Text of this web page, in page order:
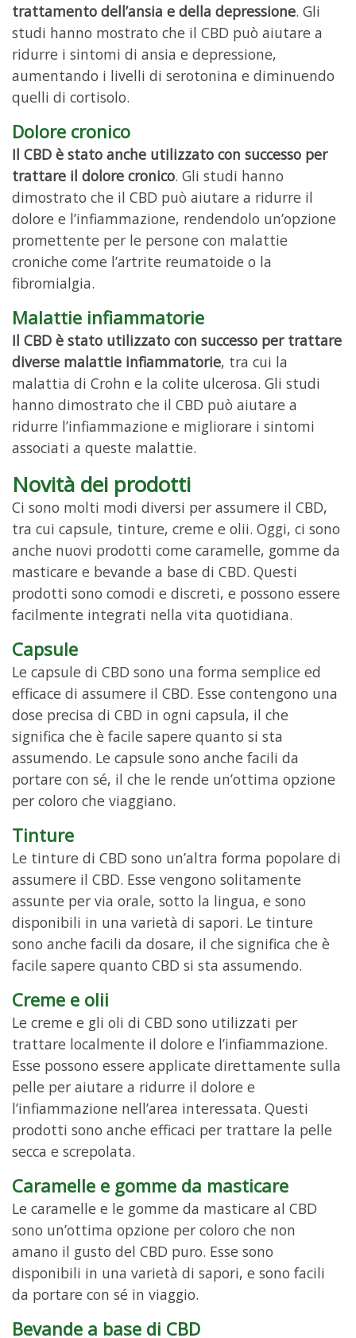
trattamento dell’ansia e della depressione. Gli
studi hanno mostrato che il CBD può aiutare a
ridurre i sintomi di ansia e depressione,
aumentando i livelli di serotonina e diminuendo
quelli di cortisolo.
Dolore cronico
Il CBD è stato anche utilizzato con successo per
trattare il dolore cronico. Gli studi hanno
dimostrato che il CBD può aiutare a ridurre il
dolore e l’infiammazione, rendendolo un’opzione
promettente per le persone con malattie
croniche come l’artrite reumatoide o la
fibromialgia.
Malattie infiammatorie
Il CBD è stato utilizzato con successo per trattare
diverse malattie infiammatorie, tra cui la
malattia di Crohn e la colite ulcerosa. Gli studi
hanno dimostrato che il CBD può aiutare a
ridurre l’infiammazione e migliorare i sintomi
associati a queste malattie.
Novità dei prodotti
Ci sono molti modi diversi per assumere il CBD,
tra cui capsule, tinture, creme e olii. Oggi, ci sono
anche nuovi prodotti come caramelle, gomme da
masticare e bevande a base di CBD. Questi
prodotti sono comodi e discreti, e possono essere
facilmente integrati nella vita quotidiana.
Capsule
Le capsule di CBD sono una forma semplice ed
efficace di assumere il CBD. Esse contengono una
dose precisa di CBD in ogni capsula, il che
significa che è facile sapere quanto si sta
assumendo. Le capsule sono anche facili da
portare con sé, il che le rende un’ottima opzione
per coloro che viaggiano.
Tinture
Le tinture di CBD sono un’altra forma popolare di
assumere il CBD. Esse vengono solitamente
assunte per via orale, sotto la lingua, e sono
disponibili in una varietà di sapori. Le tinture
sono anche facili da dosare, il che significa che è
facile sapere quanto CBD si sta assumendo.
Creme e olii
Le creme e gli oli di CBD sono utilizzati per
trattare localmente il dolore e l’infiammazione.
Esse possono essere applicate direttamente sulla
pelle per aiutare a ridurre il dolore e
l’infiammazione nell’area interessata. Questi
prodotti sono anche efficaci per trattare la pelle
secca e screpolata.
Caramelle e gomme da masticare
Le caramelle e le gomme da masticare al CBD
sono un’ottima opzione per coloro che non
amano il gusto del CBD puro. Esse sono
disponibili in una varietà di sapori, e sono facili
da portare con sé in viaggio.
Bevande a base di CBD